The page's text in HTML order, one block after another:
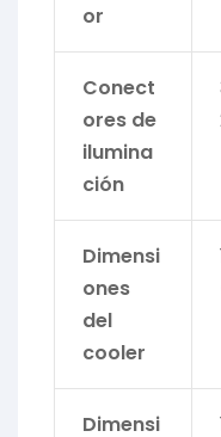
or
Conect
ores de
ilumina
ción
Dimensi
ones
del
cooler
Dimensi